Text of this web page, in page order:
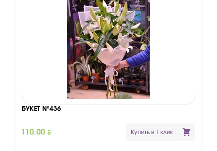
БУКЕТ №436
110.00 BYN Купить в 1 клик